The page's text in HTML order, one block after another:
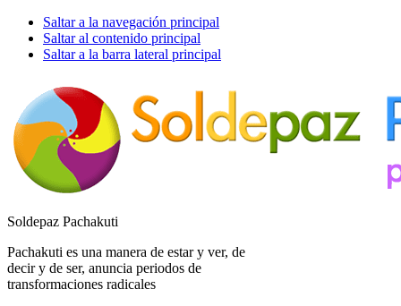
Saltar a la navegación principal
Saltar al contenido principal
Saltar a la barra lateral principal
Soldepaz Pachakuti
Pachakuti es una manera de estar y ver, de
decir y de ser, anuncia periodos de
transformaciones radicales